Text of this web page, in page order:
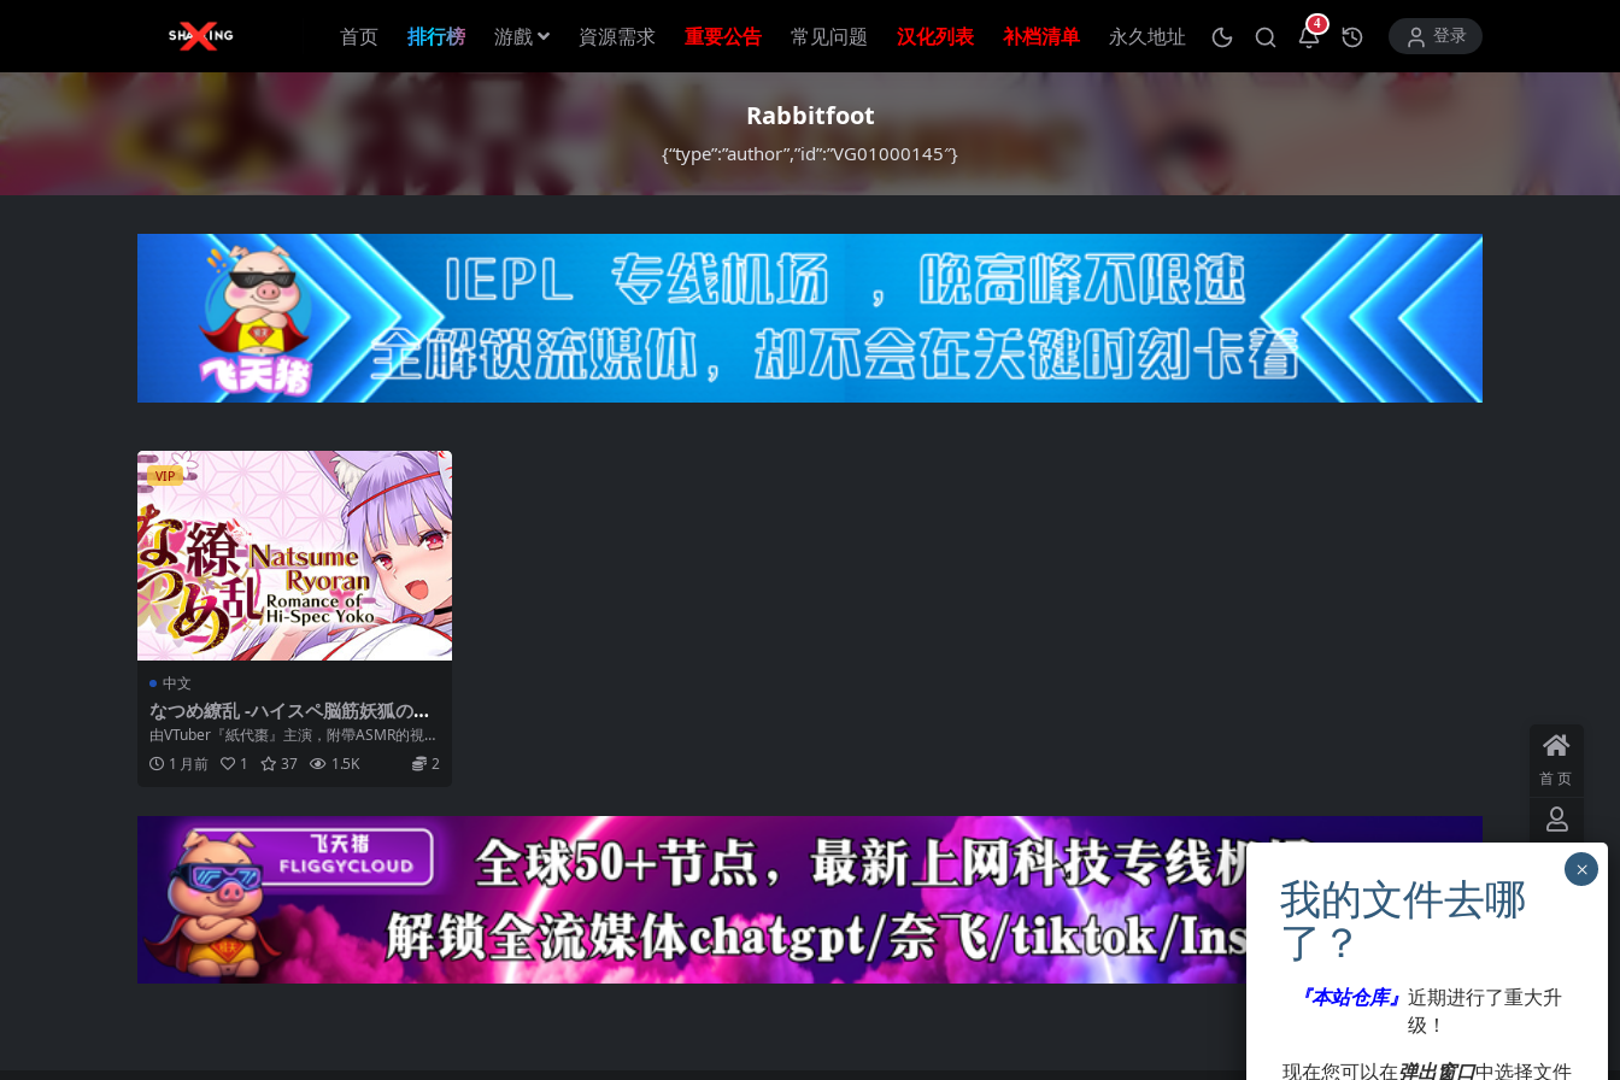
首页 排行榜 游戲 資源需求 重要公告 常见问题 汉化列表 补档清单 永久地址 4
打开通知中心登录
Rabbitfoot
{“type”:”author”,”id”:”VG01000145″}
VIP
中文
なつめ繚乱 -ハイスペ脳筋妖狐の恋
愛奇譚- [官方繁中]
由VTuber『紙代棗』主演，附帶ASMR的視覺
小說！ 和天真浪漫的妖狐劍士棗一...
1 月前 1 37 1.5K 2
首页
用户
中心
『本站仓库』 近期进行了重大升
级！
现在您可以在弹出窗口中选择文件